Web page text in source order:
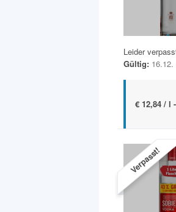
Leider
Gültig:
€ 12,84 / l -
Verpasst!